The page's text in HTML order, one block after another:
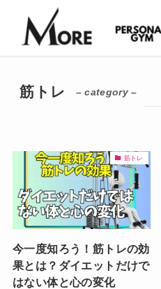
筋トレ – category –
筋トレ
今一度知ろう！筋トレの効
果とは？ダイエットだけで
はない体と心の変化